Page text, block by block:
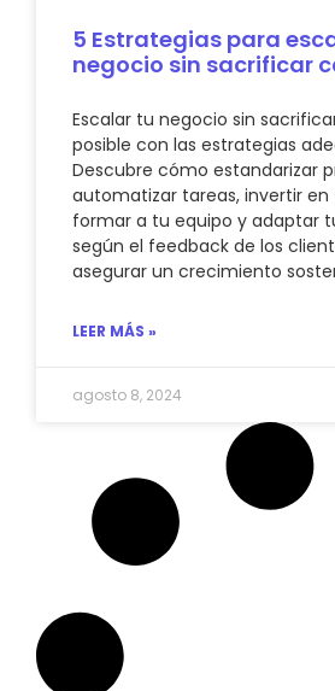
5 Estrategias para
negocio sin sacrificar
Escalar tu negocio sin
posible con las estrategias
Descubre cómo estandarizar
automatizar tareas, invertir
formar a tu equipo y adaptar
según el feedback de los
asegurar un crecimiento
LEER MÁS »
agosto 8, 2024